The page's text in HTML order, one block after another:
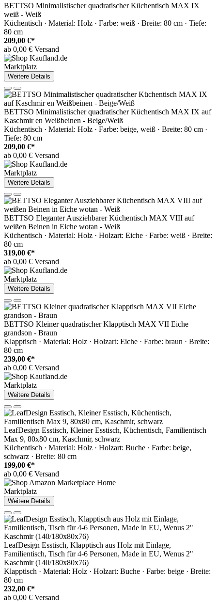
BETTSO Minimalistischer quadratischer Küchentisch MAX IX
weiß - Weiß
Küchentisch · Material: Holz · Farbe: weiß · Breite: 80 cm · Tiefe:
80 cm
209,00 €*
ab 0,00 € Versand
Marktplatz
Weitere Details
BETTSO Minimalistischer quadratischer Küchentisch MAX IX auf
Kaschmir en Weißbeinen - Beige/Weiß
Küchentisch · Material: Holz · Farbe: beige, weiß · Breite: 80 cm ·
Tiefe: 80 cm
209,00 €*
ab 0,00 € Versand
Marktplatz
Weitere Details
BETTSO Eleganter Ausziehbarer Küchentisch MAX VIII auf
weißen Beinen in Eiche wotan - Weiß
Küchentisch · Material: Holz · Holzart: Eiche · Farbe: weiß · Breite:
80 cm
319,00 €*
ab 0,00 € Versand
Marktplatz
Weitere Details
BETTSO Kleiner quadratischer Klapptisch MAX VII Eiche
grandson - Braun
Klapptisch · Material: Holz · Holzart: Eiche · Farbe: braun · Breite:
80 cm
239,00 €*
ab 0,00 € Versand
Marktplatz
Weitere Details
LeafDesign Esstisch, Kleiner Esstisch, Küchentisch, Familientisch
Max 9, 80x80 cm, Kaschmir, schwarz
Küchentisch · Material: Holz · Holzart: Buche · Farbe: beige,
schwarz · Breite: 80 cm
199,00 €*
ab 0,00 € Versand
Marktplatz
Weitere Details
LeafDesign Esstisch, Klapptisch aus Holz mit Einlage,
Familientisch, Tisch für 4-6 Personen, Made in EU, Wenus 2"
Kaschmir (140/180x80x76)
Klapptisch · Material: Holz · Holzart: Buche · Farbe: beige · Breite:
80 cm
232,00 €*
ab 0,00 € Versand